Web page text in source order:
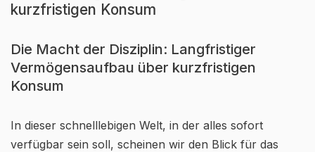
kurzfristigen Konsum
Die Macht der Disziplin: Langfristiger
Vermögensaufbau über kurzfristigen
Konsum
In dieser schnelllebigen Welt, in der alles sofort
verfügbar sein soll, scheinen wir den Blick für das